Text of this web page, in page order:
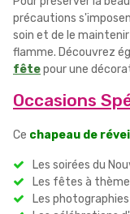
précautions
soin et de le
flamme. Découvrez
fêtepour une
Occasions
Ce chapeau de
Les soirées du
Les fêtes à
Les